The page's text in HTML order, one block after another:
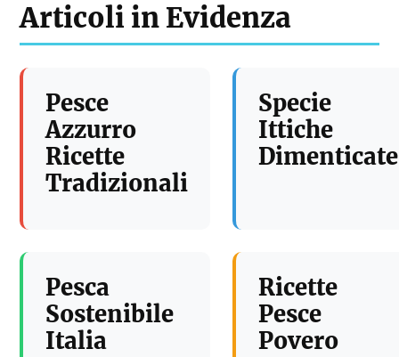
Articoli in Evidenza
Pesce
Azzurro
Ricette
Tradizionali
Specie
Ittiche
Dimenticate
Pesca
Sostenibile
Italia
Ricette
Pesce
Povero